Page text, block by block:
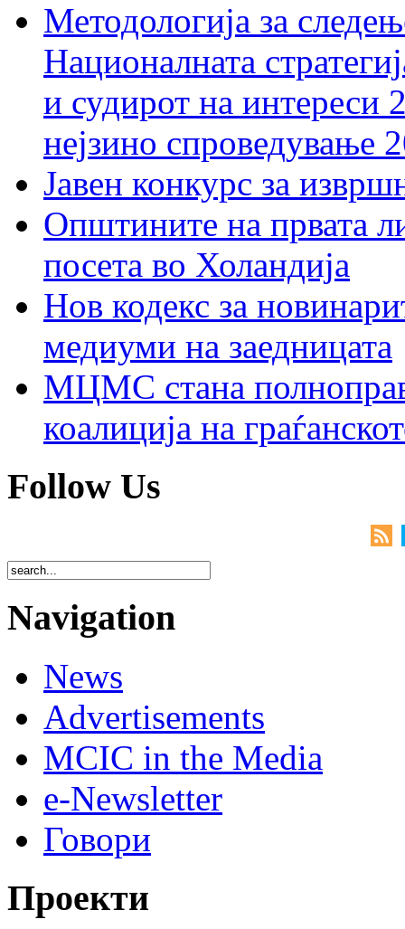
Методологија за
Националната
и судирот на интереси
нејзино спроведување
Јавен конкурс за
Општините на првата
посета во Холандија
Нов кодекс за
медиуми на заедницата
МЦМС стана
коалиција на
Follow Us
Navigation
News
Advertisements
MCIC in the Media
e-Newsletter
Говори
Проекти